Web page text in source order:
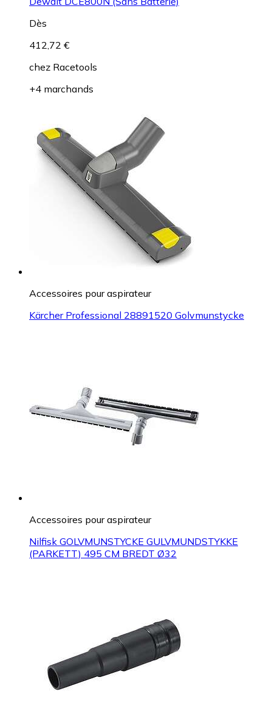
Dès
412,72 €
chez Racetools
+4 marchands
Accessoires pour aspirateur
Kärcher Professional 28891520 Golvmunstycke
Accessoires pour aspirateur
Nilfisk GOLVMUNSTYCKE GULVMUNDSTYKKE
(PARKETT) 495 CM BREDT Ø32